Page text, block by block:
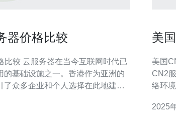
器价格比较
网时代已
的基础设施之一。香港作为亚洲的
了众多企业和个人选择在此地建立
需求的云服务器。 香港CN2
美
美国
CN2
络环
理权
2025